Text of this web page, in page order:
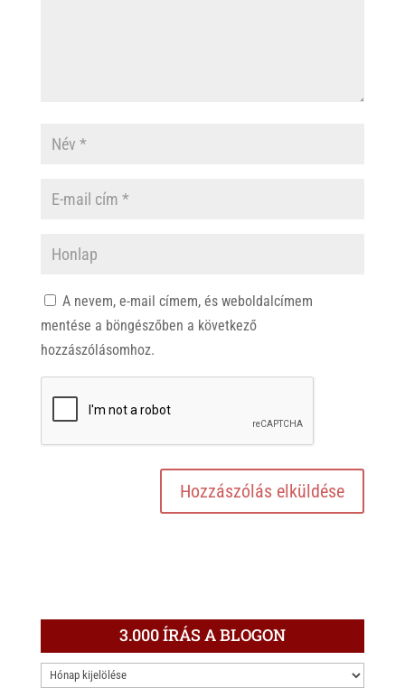
A nevem, e-mail címem, és weboldalcímem
mentése a böngészőben a következő
hozzászólásomhoz.
3.000 ÍRÁS A BLOGON
3.000